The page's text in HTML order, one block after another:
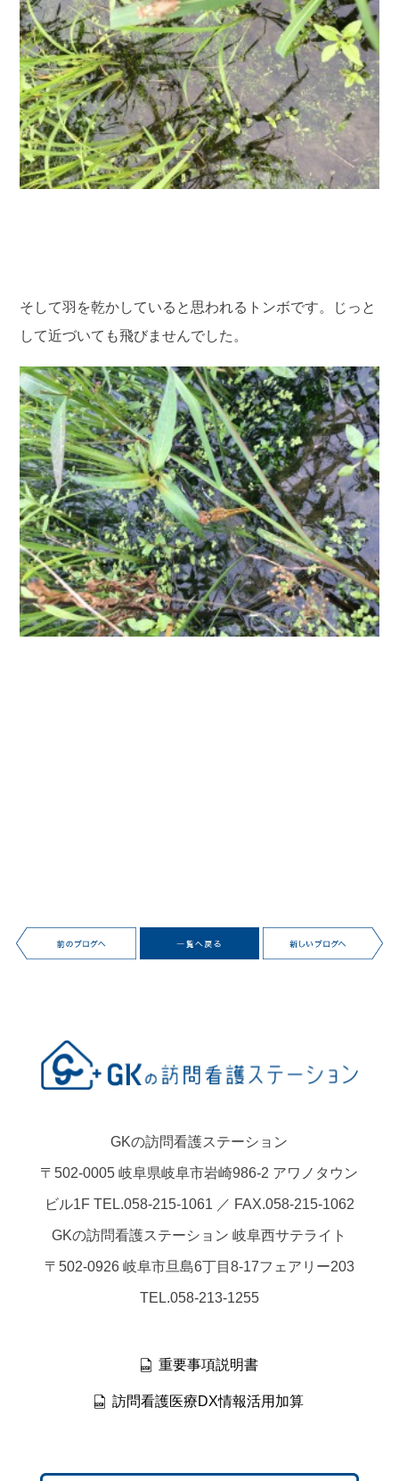
そして羽を乾かしていると思われるトンボです。じっと
して近づいても飛びませんでした。
GKの訪問看護ステーション
〒502-0005 岐阜県岐阜市岩崎986-2 アワノタウン
ビル1F TEL.058-215-1061 ／ FAX.058-215-1062
GKの訪問看護ステーション 岐阜西サテライト
〒502-0926 岐阜市旦島6丁目8-17フェアリー203
TEL.058-213-1255
重要事項説明書
訪問看護医療DX情報活用加算